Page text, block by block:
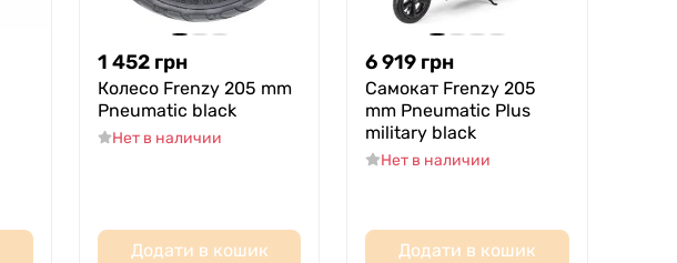
1 452 грн
Колесо Frenzy 205 mm
Pneumatic black
Нет в наличии
Додати в кошик
6 919 грн
Самокат Frenzy 205
mm Pneumatic Plus
military black
Нет в наличии
Додати в кошик